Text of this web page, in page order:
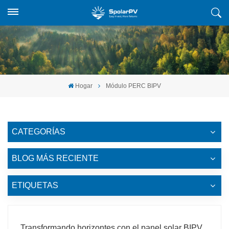
Hogar Módulo PERC BIPV
CATEGORÍAS
BLOG MÁS RECIENTE
ETIQUETAS